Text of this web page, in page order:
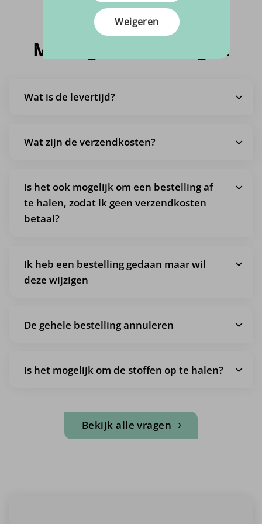
Meestgestelde vragen
Wat is de levertijd?
Wat zijn de verzendkosten?
Is het ook mogelijk om een bestelling af
te halen, zodat ik geen verzendkosten
betaal?
Ik heb een bestelling gedaan maar wil
deze wijzigen
De gehele bestelling annuleren
Is het mogelijk om de stoffen op te halen?
Bekijk alle vragen
Weigeren